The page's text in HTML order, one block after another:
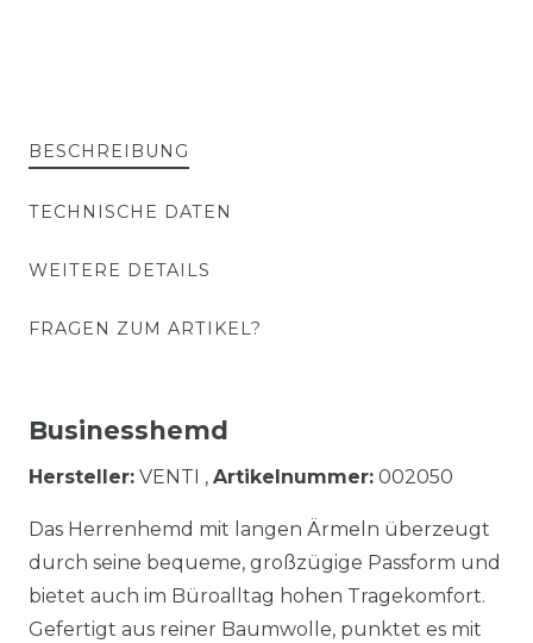
BESCHREIBUNG
TECHNISCHE DATEN
WEITERE DETAILS
FRAGEN ZUM ARTIKEL?
Businesshemd
Hersteller: VENTI , Artikelnummer: 002050
Das Herrenhemd mit langen Ärmeln überzeugt
durch seine bequeme, großzügige Passform und
bietet auch im Büroalltag hohen Tragekomfort.
Gefertigt aus reiner Baumwolle, punktet es mit